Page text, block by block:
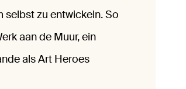
zu entwickeln. So
aan de Muur, ein
als Art Heroes